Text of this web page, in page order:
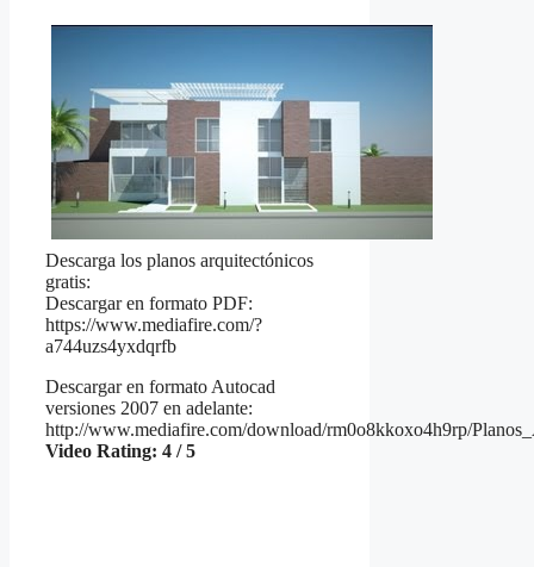
Descarga los planos arquitectónicos
gratis:
Descargar en formato PDF:
https://www.mediafire.com/?
a744uzs4yxdqrfb
Descargar en formato Autocad
versiones 2007 en adelante:
http://www.mediafire.com/download/rm0o8kkoxo4h9rp/
Video Rating: 4 / 5